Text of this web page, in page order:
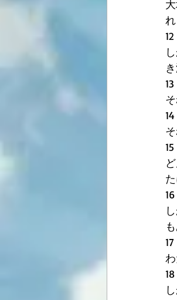
れ
12
13
14
15
16
17
18